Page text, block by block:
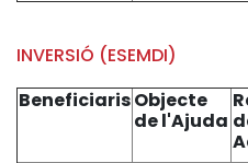
INVERSIÓ (ESEMDI)
BeneficiarisObjecte
de l'Ajuda